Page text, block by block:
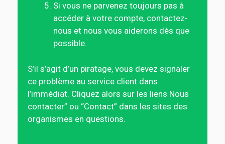
Si vous ne parvenez toujours pas à
accéder à votre compte, contactez-
nous et nous vous aiderons dès que
possible.
S’il s’agit d’un piratage, vous devez signaler
ce problème au service client dans
l’immédiat. Cliquez alors sur les liens Nous
contacter” ou “Contact” dans les sites des
organismes en questions.